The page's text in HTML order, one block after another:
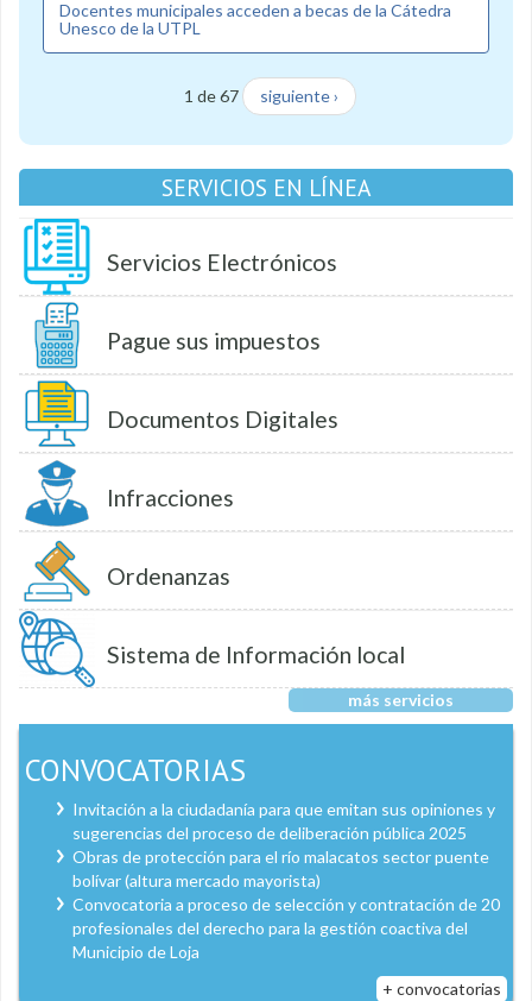
Docentes municipales acceden a becas de la Cátedra
Unesco de la UTPL
1 de 67 siguiente ›
SERVICIOS EN LÍNEA
Servicios Electrónicos
Pague sus impuestos
Documentos Digitales
Infracciones
Ordenanzas
Sistema de Información local
más servicios
CONVOCATORIAS
Invitación a la ciudadanía para que emitan sus opiniones y
sugerencias del proceso de deliberación pública 2025
Obras de protección para el río malacatos sector puente
bolívar (altura mercado mayorista)
Convocatoria a proceso de selección y contratación de 20
profesionales del derecho para la gestión coactiva del
Municipio de Loja
+ convocatorias